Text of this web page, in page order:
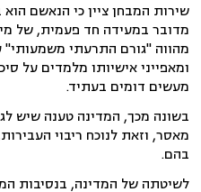
שירות המבחן ציין כי הנאשם הוא
מדובר במעידה חד פעמית, של
מהווה "גורם התרעתי משמעותי"
ומאפייני אישיותו מלמדים על
מעשים דומים בעתיד.
מאסר, וזאת לנוכח ריבוי
בהם.